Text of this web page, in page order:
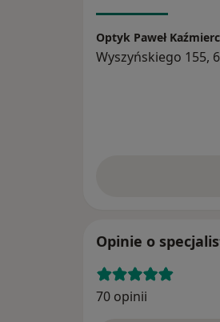
Optyk Paweł
Wyszyńskiego 155,
Opinie o
70 opinii